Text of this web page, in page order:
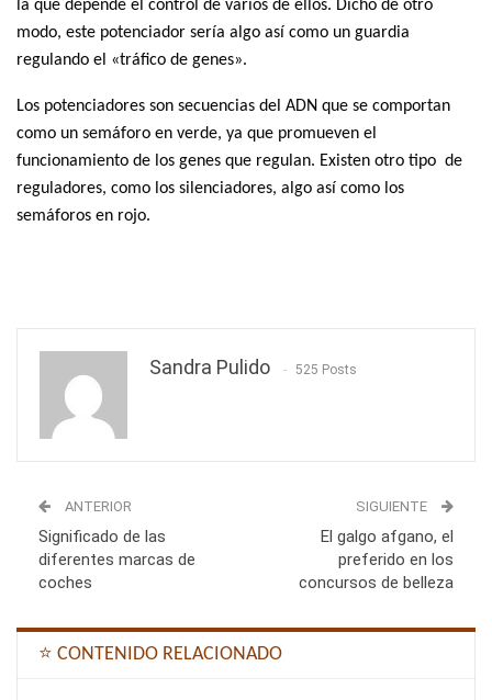
la que depende el control de varios de ellos. Dicho de otro
modo, este potenciador sería algo así como un guardia
regulando el «tráfico de genes».
Los potenciadores son secuencias del ADN que se comportan
como un semáforo en verde, ya que promueven el
funcionamiento de los genes que regulan. Existen otro tipo de
reguladores, como los silenciadores, algo así como los
semáforos en rojo.
Sandra Pulido 525 Posts
ANTERIOR
Significado de las
diferentes marcas de
coches
SIGUIENTE
El galgo afgano, el
preferido en los
concursos de belleza
⭐ CONTENIDO RELACIONADO